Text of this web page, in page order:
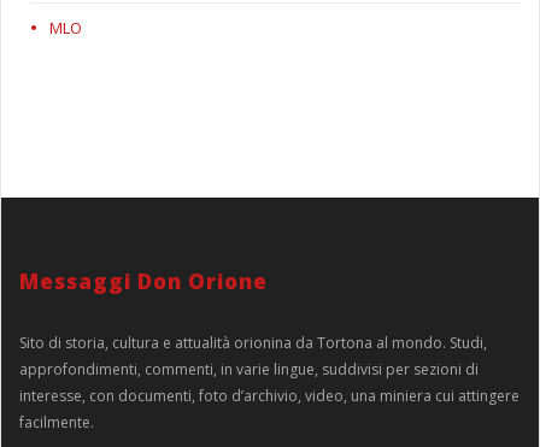
MLO
Messaggi Don Orione
Sito di storia, cultura e attualità orionina da Tortona al mondo. Studi,
approfondimenti, commenti, in varie lingue, suddivisi per sezioni di
interesse, con documenti, foto d’archivio, video, una miniera cui attingere
facilmente.